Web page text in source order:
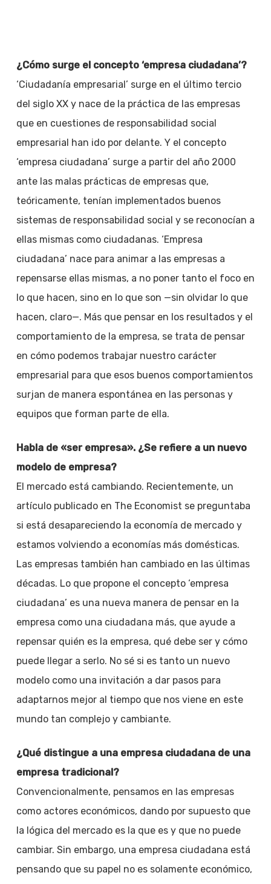
¿Cómo surge el concepto ‘empresa ciudadana’?
‘Ciudadanía empresarial’ surge en el último tercio
del siglo XX y nace de la práctica de las empresas
que en cuestiones de responsabilidad social
empresarial han ido por delante. Y el concepto
‘empresa ciudadana’ surge a partir del año 2000
ante las malas prácticas de empresas que,
teóricamente, tenían implementados buenos
sistemas de responsabilidad social y se reconocían a
ellas mismas como ciudadanas. ‘Empresa
ciudadana’ nace para animar a las empresas a
repensarse ellas mismas, a no poner tanto el foco en
lo que hacen, sino en lo que son —sin olvidar lo que
hacen, claro—. Más que pensar en los resultados y el
comportamiento de la empresa, se trata de pensar
en cómo podemos trabajar nuestro carácter
empresarial para que esos buenos comportamientos
surjan de manera espontánea en las personas y
equipos que forman parte de ella.
Habla de «ser empresa». ¿Se refiere a un nuevo
modelo de empresa?
El mercado está cambiando. Recientemente, un
artículo publicado en The Economist se preguntaba
si está desapareciendo la economía de mercado y
estamos volviendo a economías más domésticas.
Las empresas también han cambiado en las últimas
décadas. Lo que propone el concepto ‘empresa
ciudadana’ es una nueva manera de pensar en la
empresa como una ciudadana más, que ayude a
repensar quién es la empresa, qué debe ser y cómo
puede llegar a serlo. No sé si es tanto un nuevo
modelo como una invitación a dar pasos para
adaptarnos mejor al tiempo que nos viene en este
mundo tan complejo y cambiante.
¿Qué distingue a una empresa ciudadana de una
empresa tradicional?
Convencionalmente, pensamos en las empresas
como actores económicos, dando por supuesto que
la lógica del mercado es la que es y que no puede
cambiar. Sin embargo, una empresa ciudadana está
pensando que su papel no es solamente económico,